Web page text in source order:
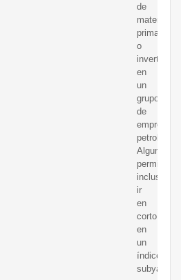
de
materias
primas
o
invertir
en
un
grupo
de
empresas
petroleras.
Algunos
permiten
incluso
ir
en
corto
en
un
índice